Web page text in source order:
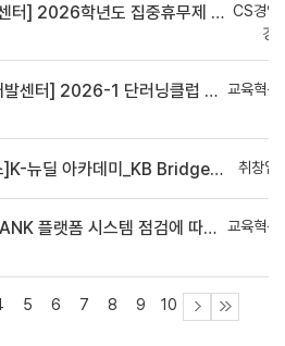
중휴무제 안내 (EMS 및 이메일 발송 접수기한 : 7/24(금) 오후 12시까지)
CS경영
경
1 단러닝클럽 Best Practice 공모전 결과 안내
교육혁신
뉴딜 아카데미_KB Bridge 과정 취창업
폼 시스템 점검에 따른 서비스 일시 중단 안내
교육혁신
5 6 7 8 9 10